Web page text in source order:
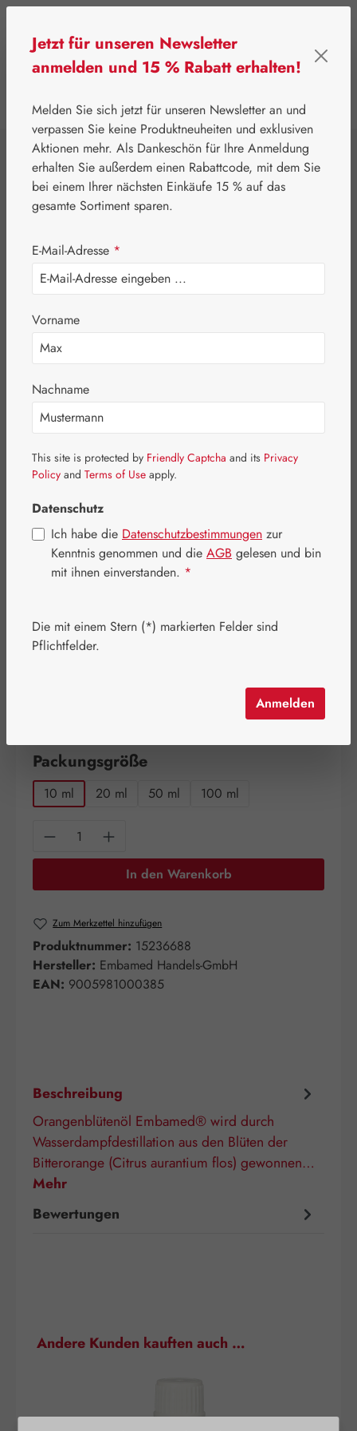
Leitner Lifecare Aromatherapie Embamed®
Orangenblütenöl
Bildergalerie überspringen
14,20 €
Inhalt: 0.01 Liter (1.420,00 € / 1 Liter)
Preise inkl. MwSt. zzgl. Versandkosten
Schnell zuschlagen! Es sind nur noch wenige Artikel
Packungsgrößeauswählen
10 ml 20 ml 50 ml 100 ml
Produkt Anzahl: Gib den gewünschten
In den Warenkorb
Zum Merkzettel hinzufügen
Produktnummer: 15236688
Hersteller: Embamed Handels-GmbH
EAN: 9005981000385
Beschreibung
Orangenblütenöl Embamed® wird durch
Wasserdampfdestillation aus den Blüten der
Bitterorange (Citrus aurantium flos) gewonnen…
Mehr
Bewertungen
Produktgalerie überspringen
Andere Kunden kauften auch …
Jetzt für unseren Newsletter
anmelden und 15 % Rabatt erhalten!
Melden Sie sich jetzt für unseren Newsletter an und
verpassen Sie keine Produktneuheiten und exklusiven
Aktionen mehr. Als Dankeschön für Ihre Anmeldung
erhalten Sie außerdem einen Rabattcode, mit dem Sie
bei einem Ihrer nächsten Einkäufe 15 % auf das
gesamte Sortiment sparen.
E-Mail-Adresse *
Vorname
Nachname
This site is protected by Friendly Captcha and its Privacy
Policy and Terms of Use apply.
Datenschutz
Ich habe die Datenschutzbestimmungen zur
Kenntnis genommen und die AGB gelesen und bin
mit ihnen einverstanden. *
Die mit einem Stern (*) markierten Felder sind
Pflichtfelder.
Anmelden